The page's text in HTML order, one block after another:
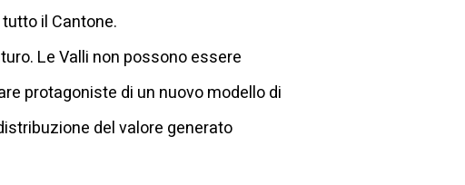
il Cantone.
Le Valli non possono essere
protagoniste di un nuovo modello di
del valore generato